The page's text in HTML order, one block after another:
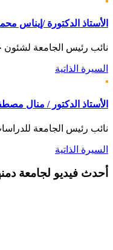
الأستاذ الدكتورة /إيناس
نائب رئيس الجامعة لشئون
السيرة الذاتية
الأستاذ الدكتور / منال
نائب رئيس الجامعة
السيرة الذاتية
أحدث فيديو لجامعة